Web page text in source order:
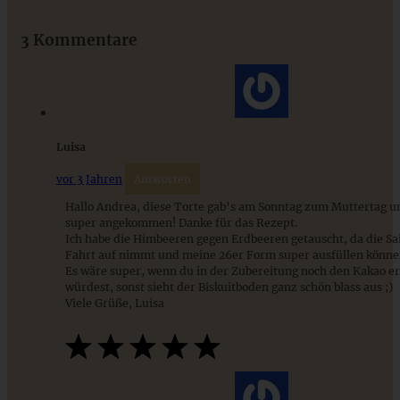
Lebkuchentörtchen mit Zimt-Frischkäse-Creme und
Cranberry-Marmelade
3 Kommentare
Luisa
vor 3 Jahren Antworten
Hallo Andrea, diese Torte gab’s am Sonntag zum Muttertag
super angekommen! Danke für das Rezept.
Ich habe die Himbeeren gegen Erdbeeren getauscht, da die
Fahrt auf nimmt und meine 26er Form super ausfüllen
Es wäre super, wenn du in der Zubereitung noch den Kakao
würdest, sonst sieht der Biskuitboden ganz schön blass aus ;)
Viele Grüße, Luisa